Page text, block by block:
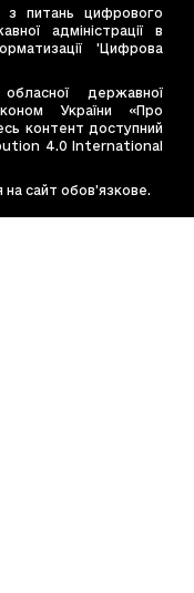
з питань цифрового
адміністрації в
'Цифрова
державної
України «Про
контент доступний
4.0 International
на сайт обов’язкове.